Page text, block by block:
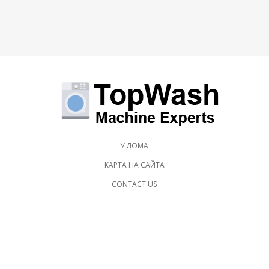
У ДОМА
КАРТА НА САЙТА
CONTACT US